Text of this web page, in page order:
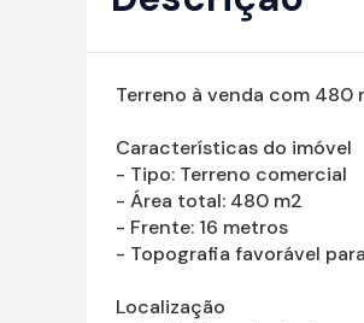
Terreno à venda com
Características do imóvel
- Tipo: Terreno comercial
- Área total: 480 m2
- Frente: 16 metros
- Topografia favorável
Localização